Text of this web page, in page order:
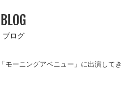
BLOG
ブログ
モーニングアベニュー」に出演して